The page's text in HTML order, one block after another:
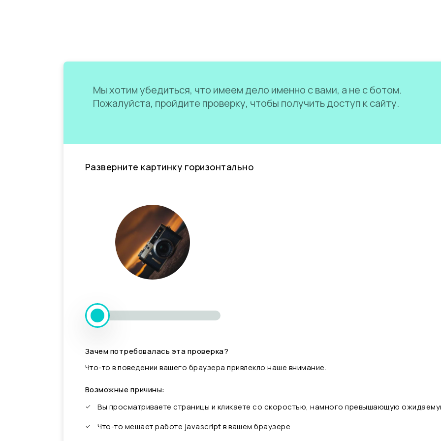
Мы хотим убедиться, что имеем дело именно с вами, а не с ботом.
Пожалуйста, пройдите проверку, чтобы получить доступ к сайту.
Разверните картинку горизонтально
Зачем потребовалась эта проверка?
Что-то в поведении вашего браузера привлекло наше внимание.
Возможные причины:
Вы просматриваете страницы и кликаете со скоростью, намного превышающую
Что-то мешает работе javascript в вашем браузере